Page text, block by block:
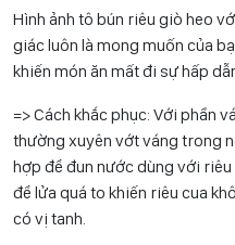
Hình ảnh tô bún riêu giò heo
giác luôn là mong muốn của
khiến món ăn mất đi sự hấp
=> Cách khắc phục: Với phần
thường xuyên vớt váng trong
hợp để đun nước dùng với riêu
để lửa quá to khiến riêu cua
có vị tanh.